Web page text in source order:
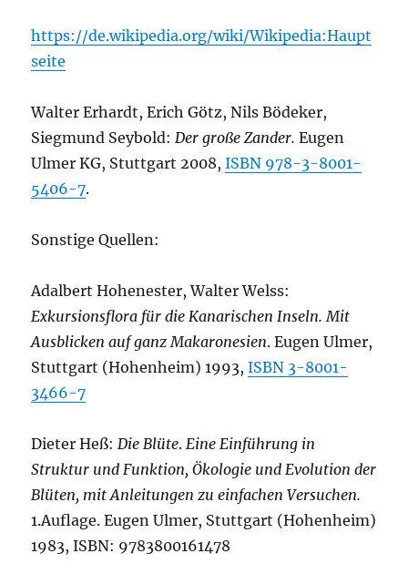
https://de.wikipedia.org/wiki/Wikipedia:Haupt
seite
Walter Erhardt, Erich Götz, Nils Bödeker,
Siegmund Seybold: Der große Zander. Eugen
Ulmer KG, Stuttgart 2008,ISBN 978-3-8001-
5406-7.
Sonstige Quellen:
Adalbert Hohenester, Walter Welss:
Exkursionsflora für die Kanarischen Inseln. Mit
Ausblicken auf ganz Makaronesien. Eugen Ulmer,
Stuttgart (Hohenheim) 1993,ISBN 3-8001-
3466-7
Dieter Heß: Die Blüte. Eine Einführung in
Struktur und Funktion, Ökologie und Evolution der
Blüten, mit Anleitungen zu einfachen Versuchen.
1.Auflage. Eugen Ulmer, Stuttgart (Hohenheim)
1983, ISBN: 9783800161478